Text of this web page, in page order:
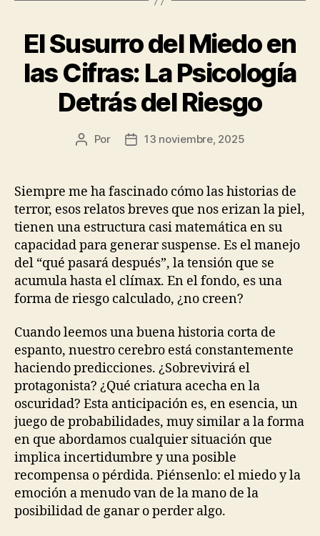
El Susurro del Miedo en
las Cifras: La Psicología
Detrás del Riesgo
Autor
publicación
Por
Fecha
publicación
13 noviembre, 2025
Siempre me ha fascinado cómo las historias de
terror, esos relatos breves que nos erizan la piel,
tienen una estructura casi matemática en su
capacidad para generar suspense. Es el manejo
del “qué pasará después”, la tensión que se
acumula hasta el clímax. En el fondo, es una
forma de riesgo calculado, ¿no creen?
Cuando leemos una buena historia corta de
espanto, nuestro cerebro está constantemente
haciendo predicciones. ¿Sobrevivirá el
protagonista? ¿Qué criatura acecha en la
oscuridad? Esta anticipación es, en esencia, un
juego de probabilidades, muy similar a la forma
en que abordamos cualquier situación que
implica incertidumbre y una posible
recompensa o pérdida. Piénsenlo: el miedo y la
emoción a menudo van de la mano de la
posibilidad de ganar o perder algo.